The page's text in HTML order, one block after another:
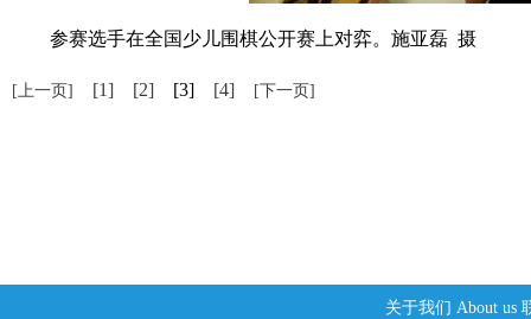
参赛选手在全国少儿围棋公开赛上对弈。施亚磊 摄
[上一页] [1] [2] [3] [4] [下一页]
关于我们 About us